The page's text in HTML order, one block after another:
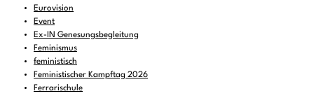
Eurovision
Event
Ex-IN Genesungsbegleitung
Feminismus
feministisch
Feministischer Kampftag 2026
Ferrarischule